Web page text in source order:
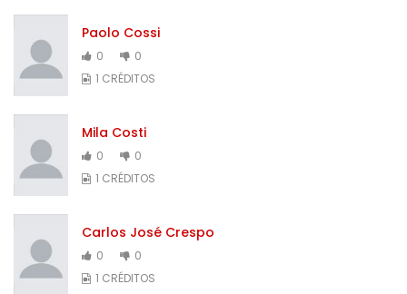
Paolo Cossi
0
0
1 CRÉDITOS
Mila Costi
0
0
1 CRÉDITOS
Carlos José Crespo
0
0
1 CRÉDITOS